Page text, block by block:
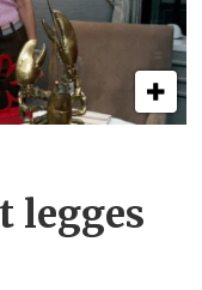
legges